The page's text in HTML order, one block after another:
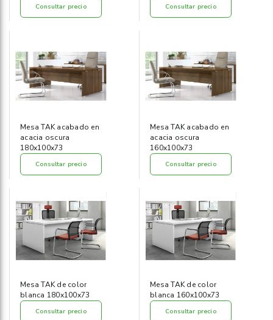
Consultar precio Consultar precio
Mesa TAK acabado en
acacia oscura
180x100x73
Consultar precio
Mesa TAK acabado en
acacia oscura
160x100x73
Consultar precio
Mesa TAK de color
blanca 180x100x73
Consultar precio
Mesa TAK de color
blanca 160x100x73
Consultar precio